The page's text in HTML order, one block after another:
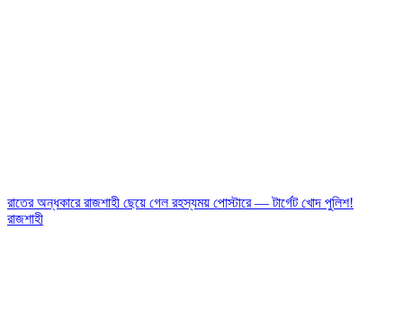
রাতের অন্ধকারে রাজশাহী ছেয়ে গেল রহস্যময় পোস্টারে — টার্গেট খোদ পুলিশ!
রাজশাহী